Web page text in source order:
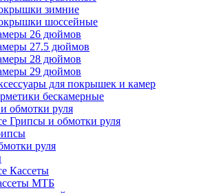
зимние
шоссейные
26 дюймов
27.5 дюймов
28 дюймов
29 дюймов
для покрышек и камер
бескамерные
обмотки руля
Грипсы и обмотки руля
руля
Кассеты
МТБ